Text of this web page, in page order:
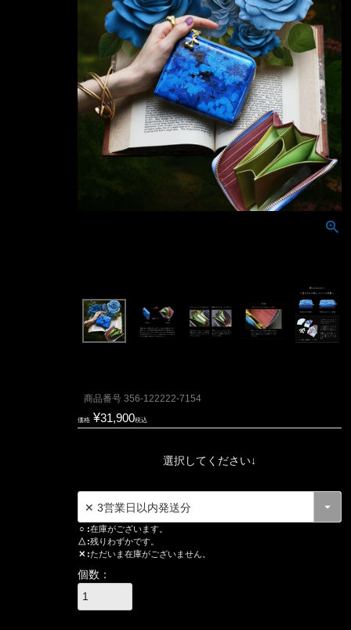
商品番号 356-122222-7154
価格 ¥31,900税込
選択してください↓
○
在庫がございます。
△ 残りわずかです。
✕ ただいま在庫がございません。